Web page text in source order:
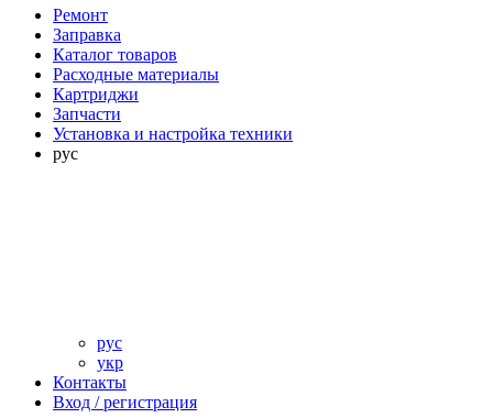
Ремонт
Заправка
Каталог товаров
Расходные материалы
Картриджи
Запчасти
Установка и настройка техники
рус
рус
укр
Контакты
Вход / регистрация